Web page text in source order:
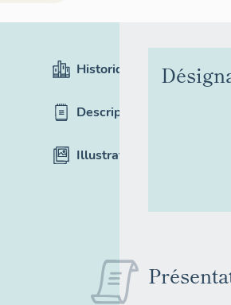
Historique
Description
Illustrations